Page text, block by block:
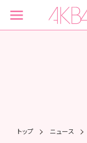
トップ ニュース